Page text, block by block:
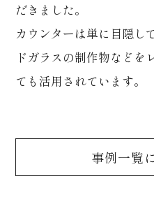
だきました。
カウンターは単に目隠し
ドガラスの制作物などを
ても活用されています。
事例一覧